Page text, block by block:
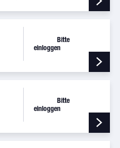
Bitte
einloggen
Bitte
einloggen